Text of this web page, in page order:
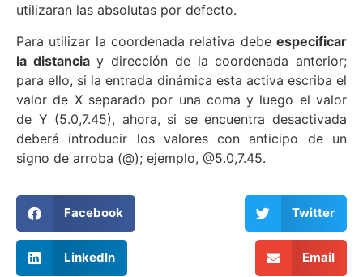
utilizaran las absolutas por defecto.
Para utilizar la coordenada relativa debe especificar
la distanciay dirección de la coordenada anterior;
para ello, si la entrada dinámica esta activa escriba el
valor de X separado por una coma y luego el valor
de Y (5.0,7.45), ahora, si se encuentra desactivada
deberá introducir los valores con anticipo de un
signo de arroba (@); ejemplo, @5.0,7.45.
Facebook Twitter
LinkedIn Email